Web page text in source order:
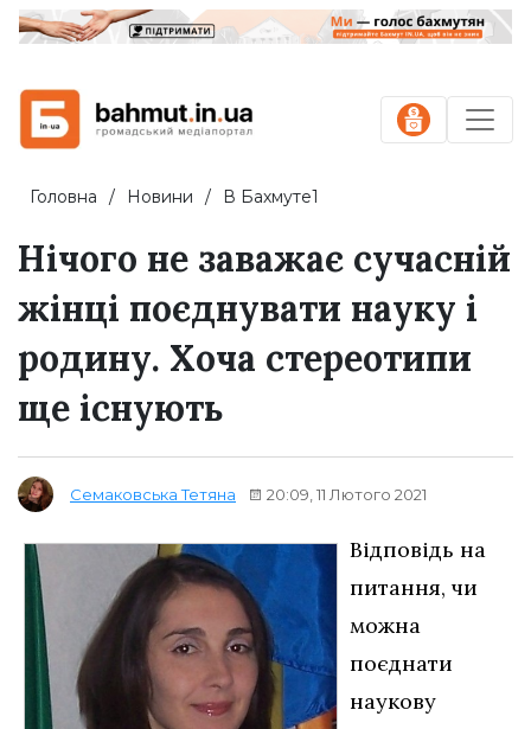
Головна Новини В Бахмуте1
Нічого не заважає сучасній
жінці поєднувати науку і
родину. Хоча стереотипи
ще існують
Семаковська Тетяна 20:09, 11 Лютого 2021
Відповідь на
питання, чи
можна
поєднати
наукову